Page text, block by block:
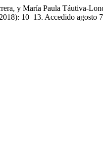
y María Paula Táutiva-
10–13. Accedido agosto